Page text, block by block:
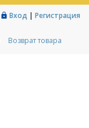
Вход | Регистрация
Возврат товара